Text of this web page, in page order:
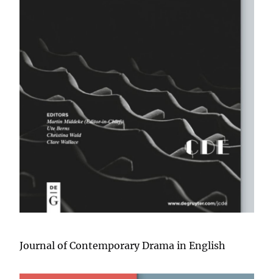
Journal of Contemporary Drama in English